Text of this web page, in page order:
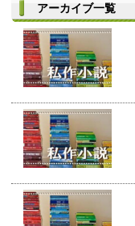
アーカイブ一覧